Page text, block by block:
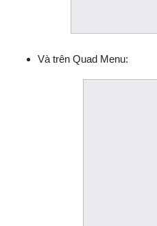
Và trên Quad Menu: